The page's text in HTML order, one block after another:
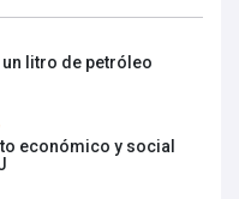
litro de petróleo
económico y social